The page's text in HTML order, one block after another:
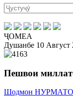
ҶОМЕА
Душанбе 10 Август
Пешвои
Шодмон